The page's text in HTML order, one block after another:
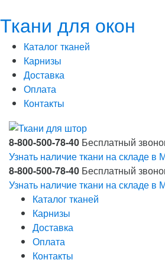
Ткани для окон
Каталог тканей
Карнизы
Доставка
Оплата
Контакты
8-800-500-78-40 Бесплатный
Узнать наличие ткани на складе в
8-800-500-78-40 Бесплатный
Узнать наличие ткани на складе в
Каталог тканей
Карнизы
Доставка
Оплата
Контакты